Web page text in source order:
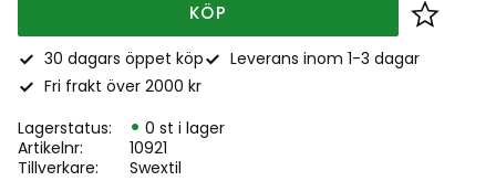
KÖP Lägg
30 dagars öppet köp
Leverans inom 1-3 dagar
Fri frakt över 2000 kr
Lagerstatus
0 st i lager
Artikelnr
10921
Tillverkare
Swextil